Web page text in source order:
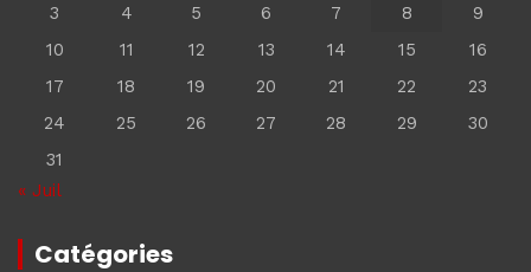
3
4 5 6 7 8
9
10
11 12 13 14 15
16
17
18 19 20 21 22
23
24
25 26 27 28 29
30
31
« Juil
Catégories